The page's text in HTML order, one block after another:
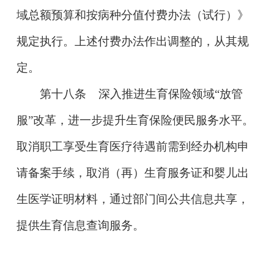
域总额预算和按病种分值付费办法（试行）》
规定执行。上述付费办法作出调整的，从其规
定。
第十八条 深入推进生育保险领域“放管
服”改革，进一步提升生育保险便民服务水平。
取消职工享受生育医疗待遇前需到经办机构申
请备案手续，取消（再）生育服务证和婴儿出
生医学证明材料，通过部门间公共信息共享，
提供生育信息查询服务。